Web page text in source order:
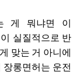
게 뭐냐면 이
실질적으로 반
맞는 거 아니에
장롱면허는 운전